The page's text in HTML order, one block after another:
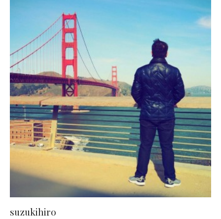
suzukihiro